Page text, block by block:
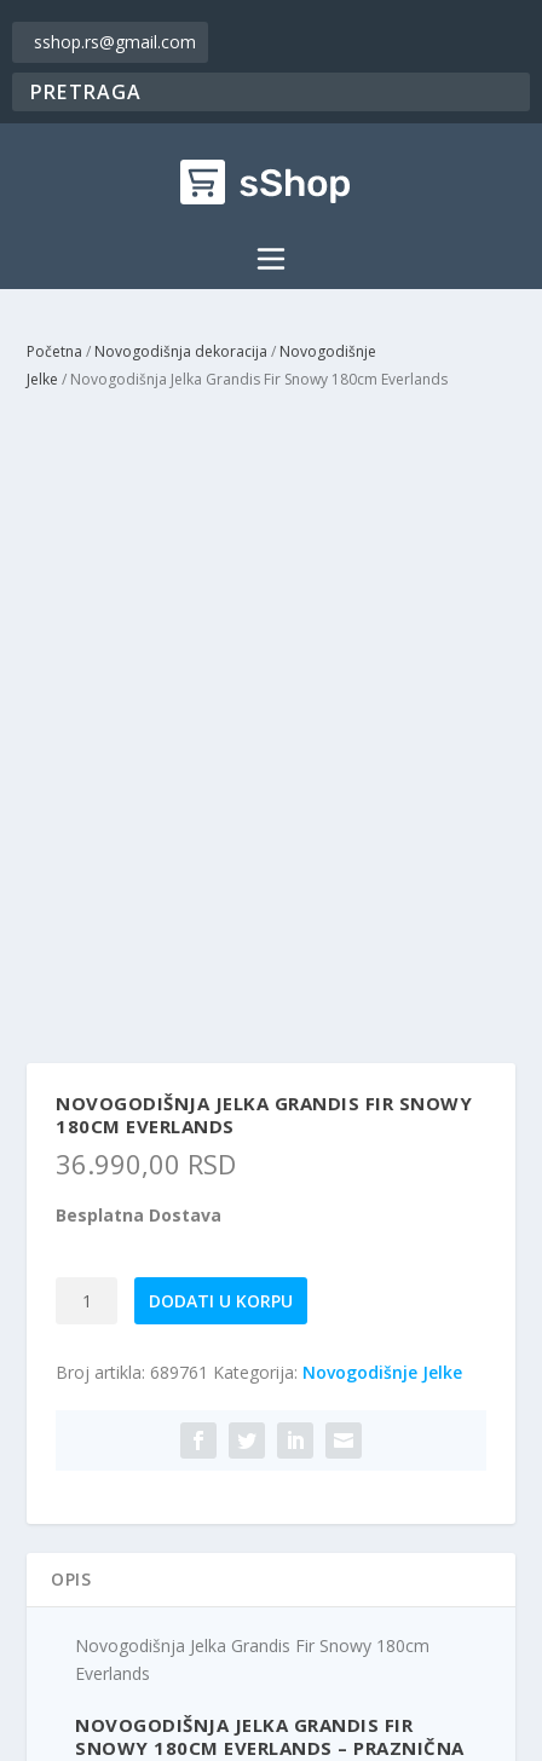
sshop.rs@gmail.com
Početna / Novogodišnja dekoracija / Novogodišnje
Jelke / Novogodišnja Jelka Grandis Fir Snowy 180cm Everlands
NOVOGODIŠNJA JELKA GRANDIS FIR SNOWY
180CM EVERLANDS
36.990,00 RSD
Besplatna Dostava
Novogodišnja
Fir
DODATI U KORPU
Broj artikla: 689761 Kategorija: Novogodišnje Jelke
OPIS
Novogodišnja Jelka Grandis Fir Snowy 180cm
Everlands
NOVOGODIŠNJA JELKA GRANDIS FIR
SNOWY 180CM EVERLANDS – PRAZNIČNA